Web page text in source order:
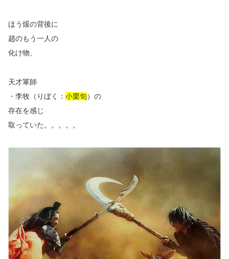
ほう煖の背後に
趙のもう一人の
化け物、
天才軍師
・李牧（りぼく： 小栗旬）の
存在を感じ
取っていた。。。。。